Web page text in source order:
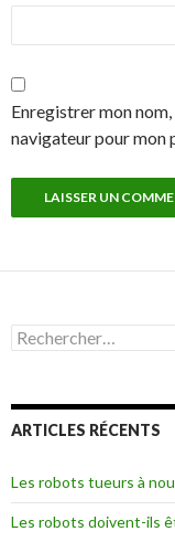
Enregistrer mon
navigateur pour mon
R
e
e
r
h
e
r
ARTICLES RÉCENTS
Les robots tueurs à
Les robots doivent-ils